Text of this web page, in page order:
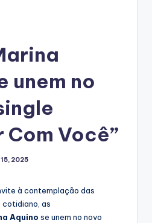
unem no
Você”
2025
à contemplação das
cotidiano, as
Aquino se unem no novo